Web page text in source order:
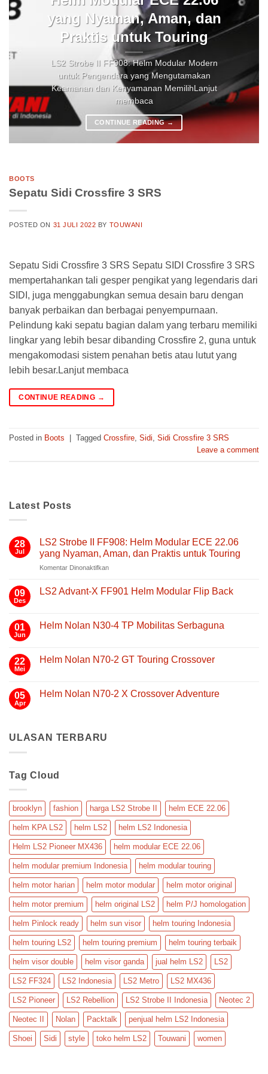
yang Nyaman, Aman, dan
Praktis untuk Touring
LS2 Strobe II FF908: Helm Modular Modern
untuk Pengendara yang Mengutamakan
Keamanan dan Kenyamanan MemilihLanjut
membaca
CONTINUE READING→
BOOTS
Sepatu Sidi Crossfire 3 SRS
POSTED ON 31 JULI 2022 BY TOUWANI
Sepatu Sidi Crossfire 3 SRS Sepatu SIDI Crossfire 3 SRS
mempertahankan tali gesper pengikat yang legendaris dari
SIDI, juga menggabungkan semua desain baru dengan
banyak perbaikan dan berbagai penyempurnaan.
Pelindung kaki sepatu bagian dalam yang terbaru memiliki
lingkar yang lebih besar dibanding Crossfire 2, guna untuk
mengakomodasi sistem penahan betis atau lutut yang
lebih besar.Lanjut membaca
CONTINUE READING →
Posted in Boots Tagged Crossfire, Sidi, Sidi Crossfire 3 SRS
Leave a comment
Latest Posts
28
Jul
LS2 Strobe II FF908: Helm Modular ECE 22.06
yang Nyaman, Aman, dan Praktis untuk Touring
Komentar Dinonaktifkanpada
Strobe
Modular
yang
dan
09
Des
LS2 Advant-X FF901 Helm Modular Flip Back
pada
FF901
Back
01
Jun
Helm Nolan N30-4 TP Mobilitas Serbaguna
pada
4
22
Mei
Helm Nolan N70-2 GT Touring Crossover
pada
GT
Touring
05
Apr
Helm Nolan N70-2 X Crossover Adventure
Helm
Crossover
ULASAN TERBARU
Tag Cloud
brooklyn fashion harga LS2 Strobe II helm ECE 22.06
helm KPA LS2 helm LS2 helm LS2 Indonesia
Helm LS2 Pioneer MX436 helm modular ECE 22.06
helm modular premium Indonesia helm modular touring
helm motor harian helm motor modular helm motor original
helm motor premium helm original LS2 helm P/J homologation
helm Pinlock ready helm sun visor helm touring Indonesia
helm touring LS2 helm touring premium helm touring terbaik
helm visor double helm visor ganda jual helm LS2 LS2
LS2 FF324 LS2 Indonesia LS2 Metro LS2 MX436
LS2 Pioneer LS2 Rebellion LS2 Strobe II Indonesia Neotec 2
Neotec II Nolan Packtalk penjual helm LS2 Indonesia
Shoei Sidi style toko helm LS2 Touwani women